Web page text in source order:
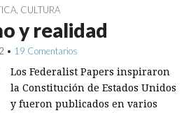
CULTURA
y realidad
• 19 Comentarios
Los Federalist Papers inspiraron
la Constitución de Estados Unidos
y fueron publicados en varios